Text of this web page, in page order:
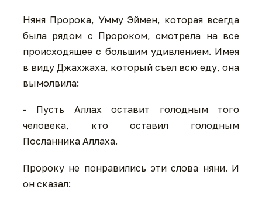
Няня Пророка, Умму Эймен, которая всегда
была рядом с Пророком, смотрела на все
происходящее с большим удивлением. Имея
в виду Джахжаха, который съел всю еду, она
вымолвила:
- Пусть Аллах оставит голодным того
человека, кто оставил голодным
Посланника Аллаха.
Пророку не понравились эти слова няни. И
он сказал: